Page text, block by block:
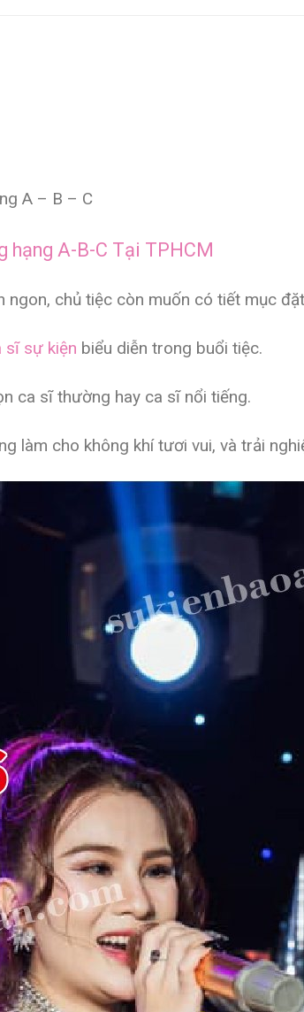
A – B – C
hạng A-B-C Tại TPHCM
chủ tiệc còn muốn có tiết mục
sĩ sự kiện biểu diễn trong buổi tiệc.
ca sĩ thường hay ca sĩ nổi tiếng.
làm cho không khí tươi vui, và trải